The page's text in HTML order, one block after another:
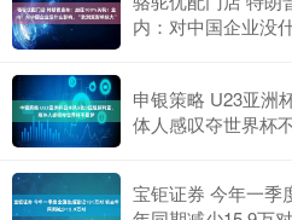
内：对中国企业没
申银策略 U23亚洲
体人感叹夺世界杯
宝钜证券 今年一季